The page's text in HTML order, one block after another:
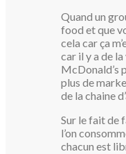
Quand un
food et que
cela car ça
car il y a de
McDonald’s
plus de
de la chaine
Sur le fait de
l’on
chacun est